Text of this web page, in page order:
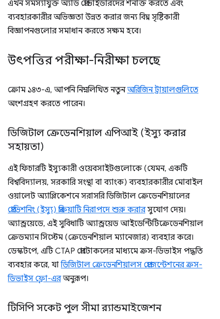
এখন সমস্যাযুক্ত অ্যাড প্রোভাইডারদের শনাক্ত করতে এবং
ব্যবহারকারীর অভিজ্ঞতা উন্নত করার জন্য বিঘ্ন সৃষ্টিকারী
বিজ্ঞাপনগুলোর সমাধান করতে সক্ষম হবে।
উৎপত্তির পরীক্ষা-নিরীক্ষা চলছে
ক্রোম ১৪৩-এ, আপনি নিম্নলিখিত নতুনঅরিজিন ট্রায়ালগুলিতে
অংশগ্রহণ করতে পারেন।
ডিজিটাল ক্রেডেনশিয়াল এপিআই (ইস্যু করার
সহায়তা)
এই ফিচারটি ইস্যুকারী ওয়েবসাইটগুলোকে (যেমন, একটি
বিশ্ববিদ্যালয়, সরকারি সংস্থা বা ব্যাংক) ব্যবহারকারীর মোবাইল
ওয়ালেট অ্যাপ্লিকেশনে সরাসরি ডিজিটাল ক্রেডেনশিয়ালের
প্রোভিশনিং (ইস্যু) প্রক্রিয়াটি নিরাপদে শুরু করারসুযোগ দেয়।
অ্যান্ড্রয়েডে, এই সুবিধাটি অ্যান্ড্রয়েড আইডেন্টিটিক্রেডেনশিয়াল
ক্রেডম্যান সিস্টেম (ক্রেডেনশিয়াল ম্যানেজার) ব্যবহার করে।
ডেস্কটপে, এটি CTAP প্রোটোকলের মাধ্যমে ক্রস-ডিভাইস পদ্ধতি
ব্যবহার করে, যাডিজিটাল ক্রেডেনশিয়ালস প্রেজেন্টেশনের ক্রস-
ডিভাইস ফ্লো-এরঅনুরূপ।
টিসিপি সকেট পুল সীমা র‍্যান্ডমাইজেশন